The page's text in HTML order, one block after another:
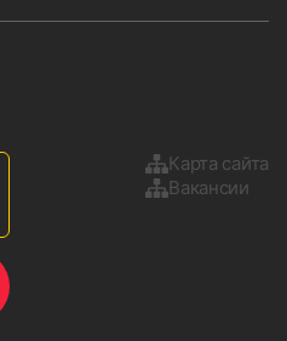
Карта сайта
Вакансии